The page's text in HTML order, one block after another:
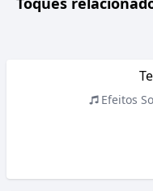
Efeitos